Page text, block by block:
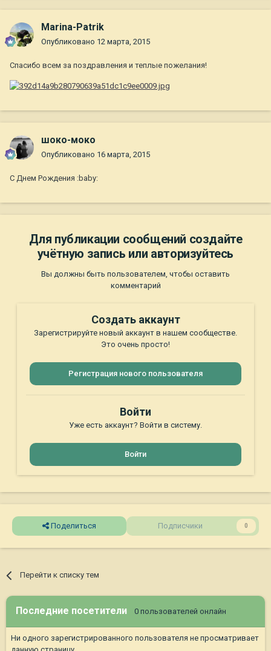
Marina-Patrik
Опубликовано 12 марта, 2015
Спасибо всем за поздравления и теплые пожелания!
шоко-моко
Опубликовано 16 марта, 2015
С Днем Рождения :baby:
Для публикации сообщений создайте
учётную запись или авторизуйтесь
Вы должны быть пользователем, чтобы оставить
комментарий
Создать аккаунт
Зарегистрируйте новый аккаунт в нашем сообществе.
Это очень просто!
Регистрация нового пользователя
Войти
Уже есть аккаунт? Войти в систему.
Войти
Поделиться Подписчики 0
Перейти к списку тем
Последние посетители 0 пользователей онлайн
Ни одного зарегистрированного пользователя не просматривает